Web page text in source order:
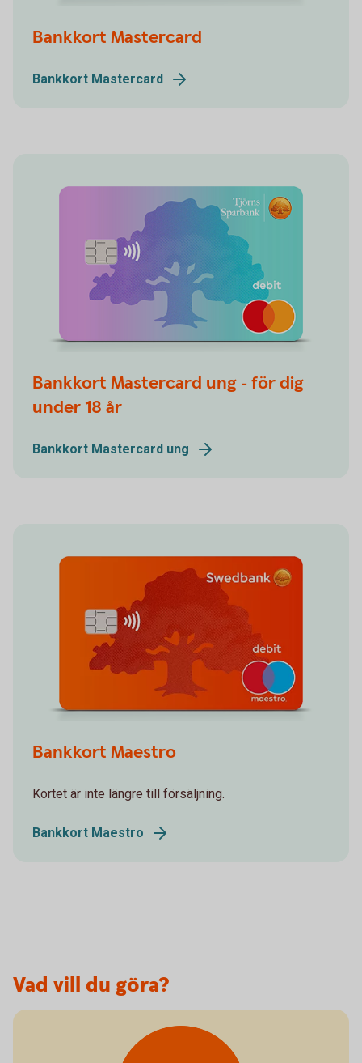
Bankkort Mastercard
Bankkort Mastercard
Bankkort Mastercard ung - för dig
under 18 år
Bankkort Mastercard ung
Bankkort Maestro
Kortet är inte längre till försäljning.
Bankkort Maestro
Vad vill du göra?